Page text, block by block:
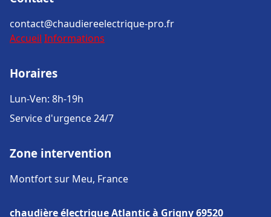
contact@chaudiereelectrique-pro.fr
Accueil Informations
Horaires
Lun-Ven: 8h-19h
Service d'urgence 24/7
Zone intervention
Montfort sur Meu, France
chaudière électrique Atlantic à Grigny 69520